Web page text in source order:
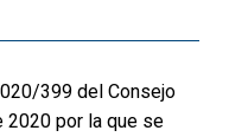
399 del Consejo
2020 por la que se